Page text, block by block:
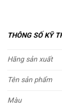
THÔNG SỐ KỸ
Hãng sản xuất
Tên sản phẩm
Màu